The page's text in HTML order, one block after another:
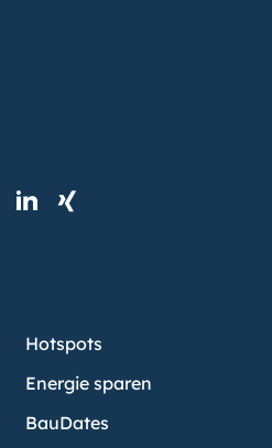
Hotspots
Energie sparen
BauDates